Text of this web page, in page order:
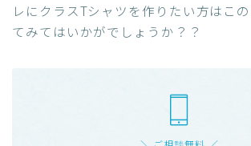
レにクラスTシャツを作りたい方はこ
てみてはいかがでしょうか？？